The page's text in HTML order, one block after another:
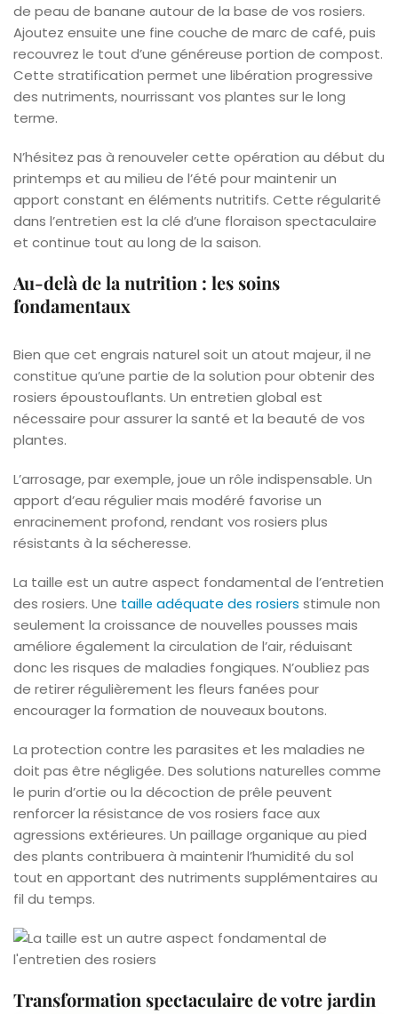
de peau de banane autour de la base de vos rosiers.
Ajoutez ensuite une fine couche de marc de café, puis
recouvrez le tout d’une généreuse portion de compost.
Cette stratification permet une libération progressive
des nutriments, nourrissant vos plantes sur le long
terme.
N’hésitez pas à renouveler cette opération au début du
printemps et au milieu de l’été pour maintenir un
apport constant en éléments nutritifs. Cette régularité
dans l’entretien est la clé d’une floraison spectaculaire
et continue tout au long de la saison.
Au-delà de la nutrition : les soins
fondamentaux
Bien que cet engrais naturel soit un atout majeur, il ne
constitue qu’une partie de la solution pour obtenir des
rosiers époustouflants. Un entretien global est
nécessaire pour assurer la santé et la beauté de vos
plantes.
L’arrosage, par exemple, joue un rôle indispensable. Un
apport d’eau régulier mais modéré favorise un
enracinement profond, rendant vos rosiers plus
résistants à la sécheresse.
La taille est un autre aspect fondamental de l’entretien
des rosiers. Une taille adéquate des rosiers stimule non
seulement la croissance de nouvelles pousses mais
améliore également la circulation de l’air, réduisant
donc les risques de maladies fongiques. N’oubliez pas
de retirer régulièrement les fleurs fanées pour
encourager la formation de nouveaux boutons.
La protection contre les parasites et les maladies ne
doit pas être négligée. Des solutions naturelles comme
le purin d’ortie ou la décoction de prêle peuvent
renforcer la résistance de vos rosiers face aux
agressions extérieures. Un paillage organique au pied
des plants contribuera à maintenir l’humidité du sol
tout en apportant des nutriments supplémentaires au
fil du temps.
Transformation spectaculaire de votre jardin